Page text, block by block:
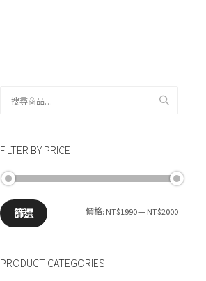
字:
FILTER BY PRICE
最
最
篩選 價格: NT$1990— NT$2000
PRODUCT CATEGORIES